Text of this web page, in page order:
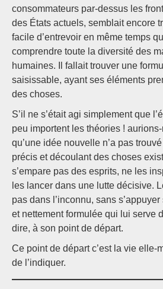
consommateurs par-dessus les
des États actuels, semblait encore
facile d’entrevoir en même temps
comprendre toute la diversité des
humaines. Il fallait trouver une
saisissable, ayant ses éléments
des choses.
S’il ne s’était agi simplement que
peu importent les théories !
qu’une idée nouvelle n’a pas
précis et découlant des choses
s’empare pas des esprits, ne les
les lancer dans une lutte décisive.
pas dans l’inconnu, sans
et nettement formulée qui lui serve
dire, à son point de départ.
Ce point de départ c’est la vie elle-
de l’indiquer.